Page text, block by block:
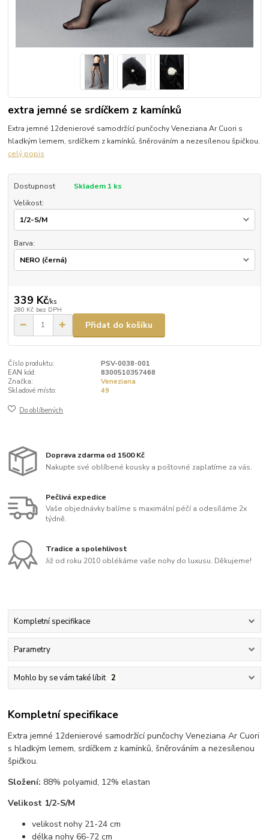
extra jemné se srdíčkem z kamínků
Extra jemné 12denierové samodržící punčochy Veneziana Ar Cuori s
hladkým lemem, srdíčkem z kamínků, šněrováním a nezesílenou špičkou.
celý popis
Dostupnost
Skladem 1 ks
Velikost:
Barva:
339 Kč/ks
280 Kč bez DPH
Přidat do košíku
Číslo produktu:
PSV-0038-001
EAN kód:
8300510357468
Značka:
Veneziana
Skladové místo:
49
Do oblíbených
Doprava zdarma od 1500 Kč
Nakupte své oblíbené kousky a poštovné zaplatíme za vás.
Pečlivá expedice
Vaše objednávky balíme s maximální péčí a odesíláme 2x
týdně.
Tradice a spolehlivost
Již od roku 2010 oblékáme vaše nohy do luxusu. Děkujeme!
Kompletní specifikace
Parametry
Mohlo by se vám také líbit 2
Kompletní specifikace
Extra jemné 12denierové samodržící punčochy Veneziana Ar Cuori
s hladkým lemem, srdíčkem z kamínků, šněrováním a nezesílenou
špičkou.
Složení: 88% polyamid, 12% elastan
Velikost 1/2-S/M
velikost nohy 21-24 cm
délka nohy 66-72 cm